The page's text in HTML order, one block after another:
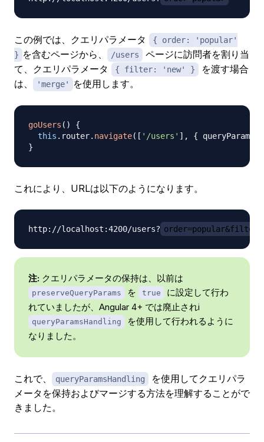
この例では、クエリパラメータ
{ order: 'popular'
} を含むページから、 /users
ページに訪問者を割り当
て、クエリパラメータ
{ filter: 'new' }
を渡す場合
は、
'merge' を使用します。
goUsers ( )
{
this . router. navigate( [ '/users' ] , { queryParams
}
これにより、URLは以下のようになります。
http://localhost:4200/users?
注: クエリパラメータの保持は、以前は
preserveQueryParams を true
に設定して行わ
れていましたが、Angular 4+ では廃止されi
queryParamsHandling
を使用して行われるように
なりました。
これで、 queryParamsHandling
を使用してクエリパラ
メータを保持およびマージする方法を理解することがで
きました。